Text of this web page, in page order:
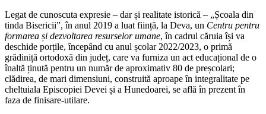
Legat de cunoscuta expresie – dar și realitate istorică – „Școala din
tinda Bisericii”, în anul 2019 a luat ființă, la Deva, un Centru pentru
formarea și dezvoltarea resurselor umane, în cadrul căruia își va
deschide porțile, începând cu anul școlar 2022/2023, o primă
grădiniță ortodoxă din județ, care va furniza un act educațional de o
înaltă ținută pentru un număr de aproximativ 80 de preșcolari;
clădirea, de mari dimensiuni, construită aproape în integralitate pe
cheltuiala Episcopiei Devei și a Hunedoarei, se află în prezent în
faza de finisare-utilare.